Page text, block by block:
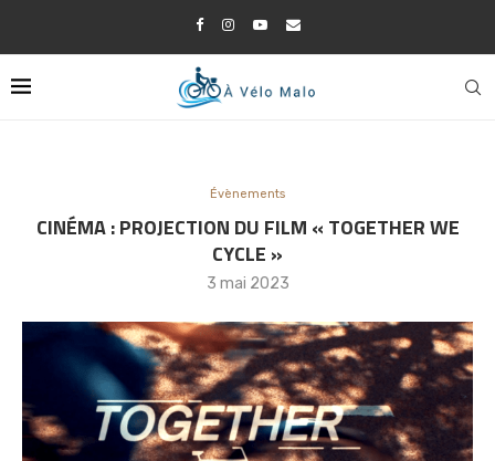
Évènements
CINÉMA : PROJECTION DU FILM « TOGETHER WE
CYCLE »
3 mai 2023